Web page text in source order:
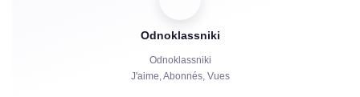
Partages
Heures de Visionnage
Odnoklassniki
Odnoklassniki
J'aime, Abonnés, Vues